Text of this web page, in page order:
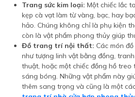
Trang sức kim loại: Một chiếc lắc
kẹp cà vạt làm từ vàng, bạc, hay
hảo. Chúng không chỉ là phụ kiện
còn là vật phẩm phong thủy giúp
Đồ trang trí nội thất: Các món
như tượng linh vật bằng đồng,
thuật, hoặc một chiếc đồng hồ treo
sáng bóng. Những vật phẩm này
thêm sang trọng và cũng là một